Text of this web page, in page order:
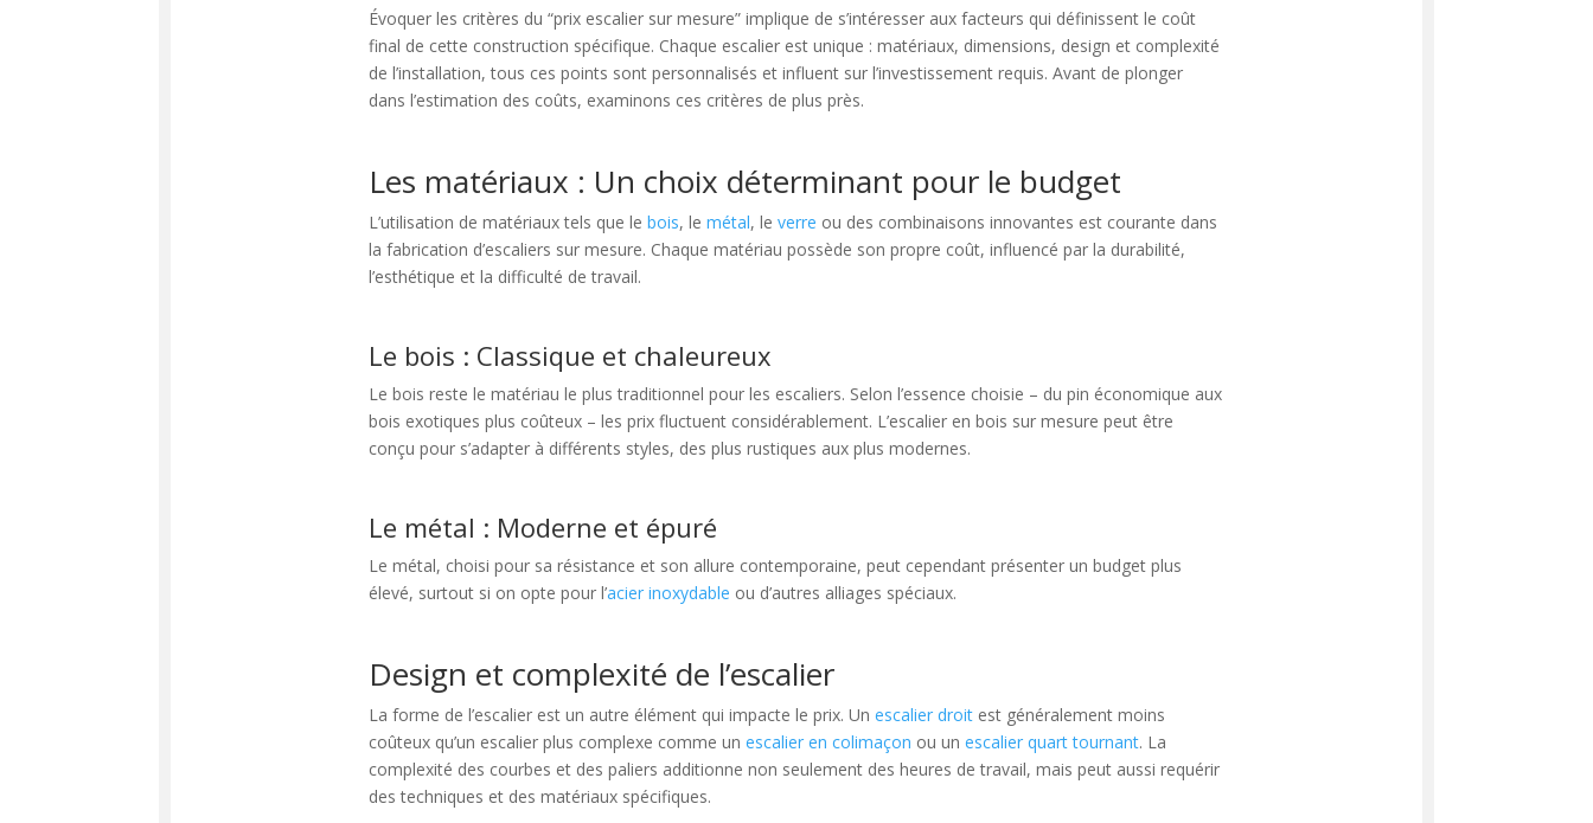
Évoquer les critères du “prix escalier sur mesure” implique de s’intéresser aux facteurs qui définissent le coût
final de cette construction spécifique. Chaque escalier est unique : matériaux, dimensions, design et complexité
de l’installation, tous ces points sont personnalisés et influent sur l’investissement requis. Avant de plonger
dans l’estimation des coûts, examinons ces critères de plus près.
Les matériaux : Un choix déterminant pour le budget
L’utilisation de matériaux tels que lebois, lemétal, leverre ou des combinaisons innovantes est courante dans
la fabrication d’escaliers sur mesure. Chaque matériau possède son propre coût, influencé par la durabilité,
l’esthétique et la difficulté de travail.
Le bois : Classique et chaleureux
Le bois reste le matériau le plus traditionnel pour les escaliers. Selon l’essence choisie – du pin économique aux
bois exotiques plus coûteux – les prix fluctuent considérablement. L’escalier en bois sur mesure peut être
conçu pour s’adapter à différents styles, des plus rustiques aux plus modernes.
Le métal : Moderne et épuré
Le métal, choisi pour sa résistance et son allure contemporaine, peut cependant présenter un budget plus
élevé, surtout si on opte pour l’acier inoxydable ou d’autres alliages spéciaux.
Design et complexité de l’escalier
La forme de l’escalier est un autre élément qui impacte le prix. Unescalier droit est généralement moins
coûteux qu’un escalier plus complexe comme unescalier en colimaçon ou unescalier quart tournant. La
complexité des courbes et des paliers additionne non seulement des heures de travail, mais peut aussi requérir
des techniques et des matériaux spécifiques.